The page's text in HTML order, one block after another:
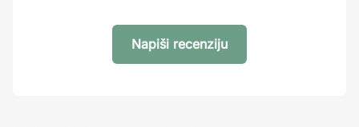
Napiši recenziju